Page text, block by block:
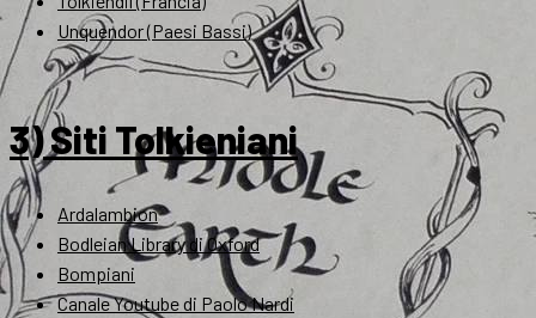
Unquendor (Paesi Bassi)
3) Siti Tolkieniani
Ardalambion
Bodleian Library di Oxford
Bompiani
Canale Youtube di Paolo Nardi